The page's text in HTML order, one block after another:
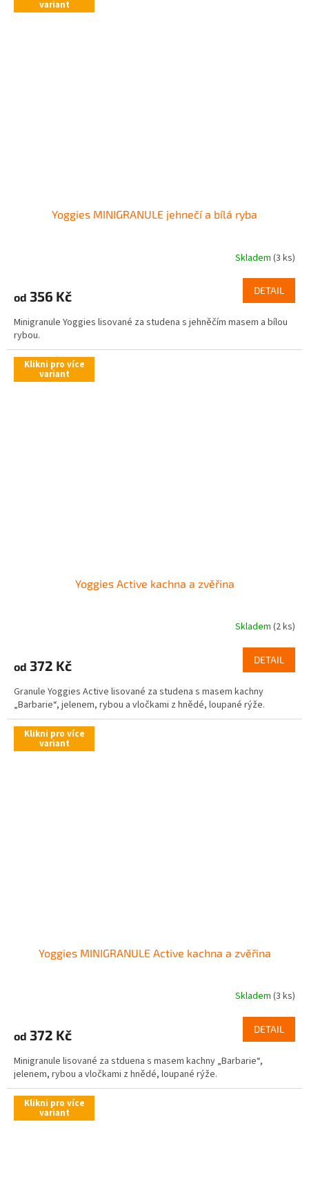
variant
Yoggies MINIGRANULE jehnečí a bílá ryba
Skladem (3 ks)
od 356 Kč DETAIL
Minigranule Yoggies lisované za studena s jehněčím masem a bílou
rybou.
Klikni pro více
variant
Yoggies Active kachna a zvěřina
Skladem (2 ks)
od 372 Kč DETAIL
Granule Yoggies Active lisované za studena s masem kachny
„Barbarie“, jelenem, rybou a vločkami z hnědé, loupané rýže.
Klikni pro více
variant
Yoggies MINIGRANULE Active kachna a zvěřina
Skladem (3 ks)
od 372 Kč DETAIL
Minigranule lisované za stduena s masem kachny „Barbarie“,
jelenem, rybou a vločkami z hnědé, loupané rýže.
Klikni pro více
variant